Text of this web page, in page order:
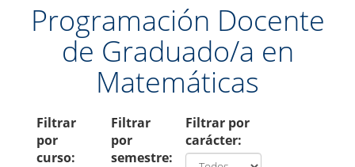
Programación Docente
de Graduado/a en
Matemáticas
Filtrar
por
curso:
Filtrar
por
semestre:
Filtrar por
carácter: